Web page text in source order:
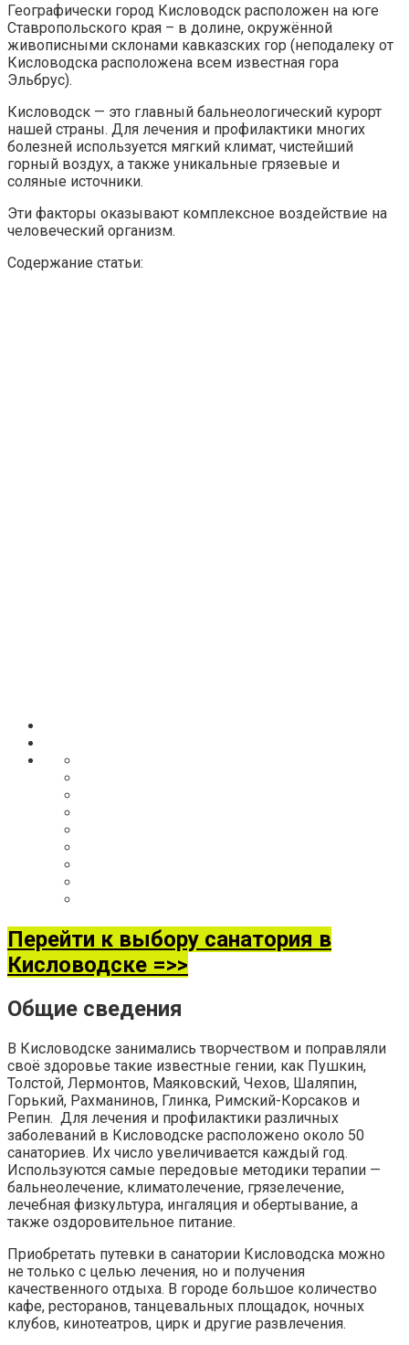
Географически город Кисловодск расположен на юге
Ставропольского края – в долине, окружённой
живописными склонами кавказских гор (неподалеку от
Кисловодска расположена всем известная гора
Эльбрус).
Кисловодск — это главный бальнеологический курорт
нашей страны. Для лечения и профилактики многих
болезней используется мягкий климат, чистейший
горный воздух, а также уникальные грязевые и
соляные источники.
Эти факторы оказывают комплексное воздействие на
человеческий организм.
Содержание статьи:
Перейти к выбору санатория в
Кисловодске =>>
Общие сведения
В Кисловодске занимались творчеством и поправляли
своё здоровье такие известные гении, как Пушкин,
Толстой, Лермонтов, Маяковский, Чехов, Шаляпин,
Горький, Рахманинов, Глинка, Римский-Корсаков и
Репин. Для лечения и профилактики различных
заболеваний в Кисловодске расположено около 50
санаториев. Их число увеличивается каждый год.
Используются самые передовые методики терапии —
бальнеолечение, климатолечение, грязелечение,
лечебная физкультура, ингаляция и обертывание, а
также оздоровительное питание.
Приобретать путевки в санатории Кисловодска можно
не только с целью лечения, но и получения
качественного отдыха. В городе большое количество
кафе, ресторанов, танцевальных площадок, ночных
клубов, кинотеатров, цирк и другие развлечения.